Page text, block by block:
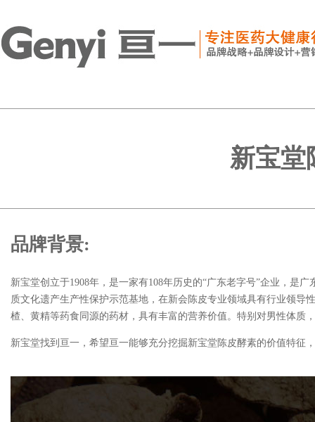
新宝堂
品牌背景:
新宝堂创立于1908年，是一家有108年历史的“广东老字号”企业，是
质文化遗产生产性保护示范基地，在新会陈皮专业领域具有行业领
楂、黄精等药食同源的药材，具有丰富的营养价值。特别对男性体质
新宝堂找到亘一，希望亘一能够充分挖掘新宝堂陈皮酵素的价值特